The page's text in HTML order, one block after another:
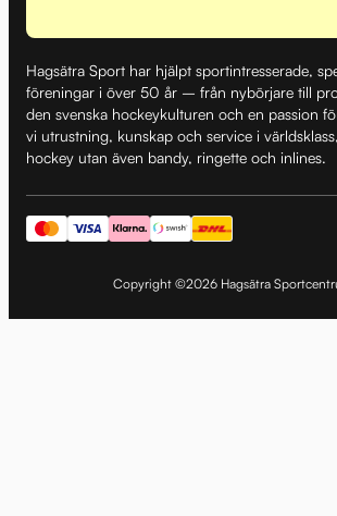
Hagsätra Sport har hjälpt sportintresserade,
föreningar i över 50 år – från nybörjare till
den svenska hockeykulturen och en passion
vi utrustning, kunskap och service i
hockey utan även bandy, ringette och inlines.
Copyright ©2026 Hagsätra